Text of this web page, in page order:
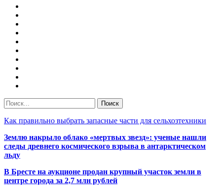
Как правильно выбрать запасные части для сельхозтехники
Землю накрыло облако «мертвых звезд»: ученые нашли
следы древнего космического взрыва в антарктическом
льду
В Бресте на аукционе продан крупный участок земли в
центре города за 2,7 млн рублей